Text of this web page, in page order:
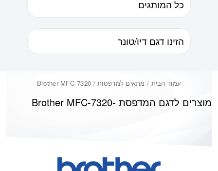
עמוד הבית / מתאים למדפסות / Brother MFC-7320
Brother MFC-7320מוצרים לדגם המדפסת -